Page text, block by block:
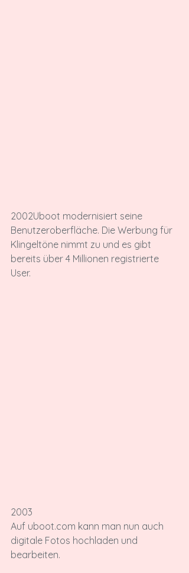
2002Uboot modernisiert seine
Benutzeroberfläche. Die Werbung für
Klingeltöne nimmt zu und es gibt
bereits über 4 Millionen registrierte
User.
2003
Auf uboot.com kann man nun auch
digitale Fotos hochladen und
bearbeiten.